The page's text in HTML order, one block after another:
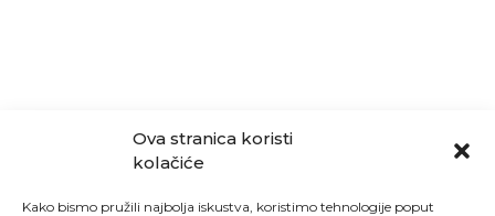
Ova stranica koristi
kolačiće
Kako bismo pružili najbolja iskustva, koristimo tehnologije poput